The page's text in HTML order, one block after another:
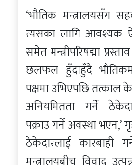
‘भौतिक मन्त्रालयसँग
त्यसका लागि आवश्यक
समेत मन्त्रीपरिषद्मा
छलफल हुँदाहुँदै
पक्षमा उभिएपछि तत्काल
अनियमितता गर्ने
पक्राउ गर्ने अवस्था भएन,’
ठेकेदारलाई कारबाही